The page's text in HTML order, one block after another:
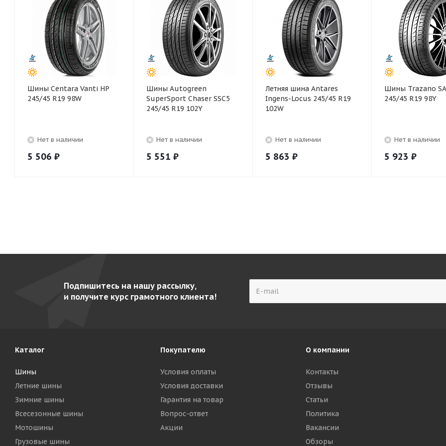
Шины Centara Vanti HP
245/45 R19 98W
Нет в наличии
5 506 ₽
Шины Autogreen
SuperSport Chaser SSC5
245/45 R19 102Y
Нет в наличии
5 551 ₽
Летняя шина Antares
Ingens-Locus 245/45 R19
102W
Нет в наличии
5 863 ₽
Шины Trazano
245/45 R19 98Y
Нет в наличии
5 923 ₽
Подпишитесь на нашу рассылку,
и получите курс грамотного клиента!
Каталог
Шины
Летние шины
Зимние шины
Всесезонные шины
Мотошины
Грузовые шины
Покупателю
Условия оплаты
Условия доставки
Гарантия на товар
Вопрос-ответ
Акции
О компании
Контакты
Отзывы
Статьи
Политика
Вакансии
Обзоры